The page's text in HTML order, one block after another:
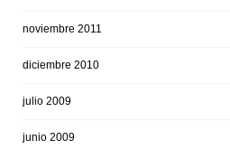
noviembre 2011
diciembre 2010
julio 2009
junio 2009